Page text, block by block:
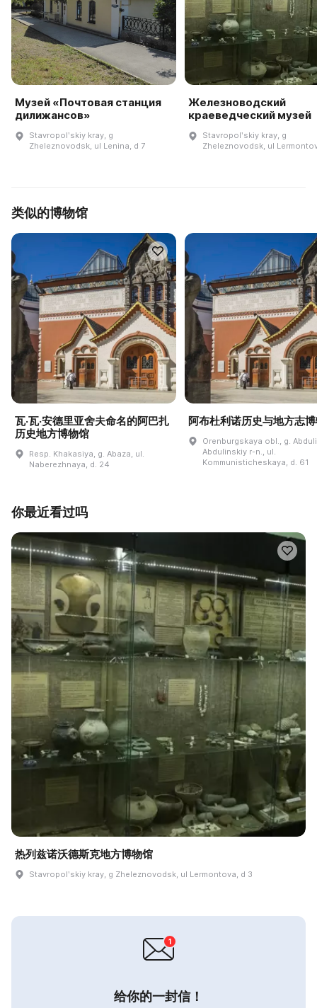
Музей «Почтовая станция
дилижансов»
Stavropolʹskiy kray, g
Zheleznovodsk, ul Lenina, d 7
Железноводский
краеведческий музей
Stavropolʹskiy kray, g
Zheleznovodsk, ul
类似的博物馆
瓦·瓦·安德里亚舍夫命名的阿巴扎
历史地方博物馆
Resp. Khakasiya, g. Abaza, ul.
Naberezhnaya, d. 24
阿布杜利诺历史与地方志
Orenburgskaya obl., g.
Abdulinskiy r-n., ul.
Kommunisticheskaya, d. 61
你最近看过吗
热列兹诺沃德斯克地方博物馆
Stavropolʹskiy kray, g Zheleznovodsk, ul Lermontova, d 3
给你的一封信！